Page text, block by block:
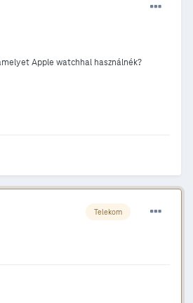
Apple watchhal használnék?
Telekom